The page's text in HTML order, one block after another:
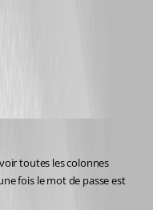
toutes les colonnes
fois le mot de passe est